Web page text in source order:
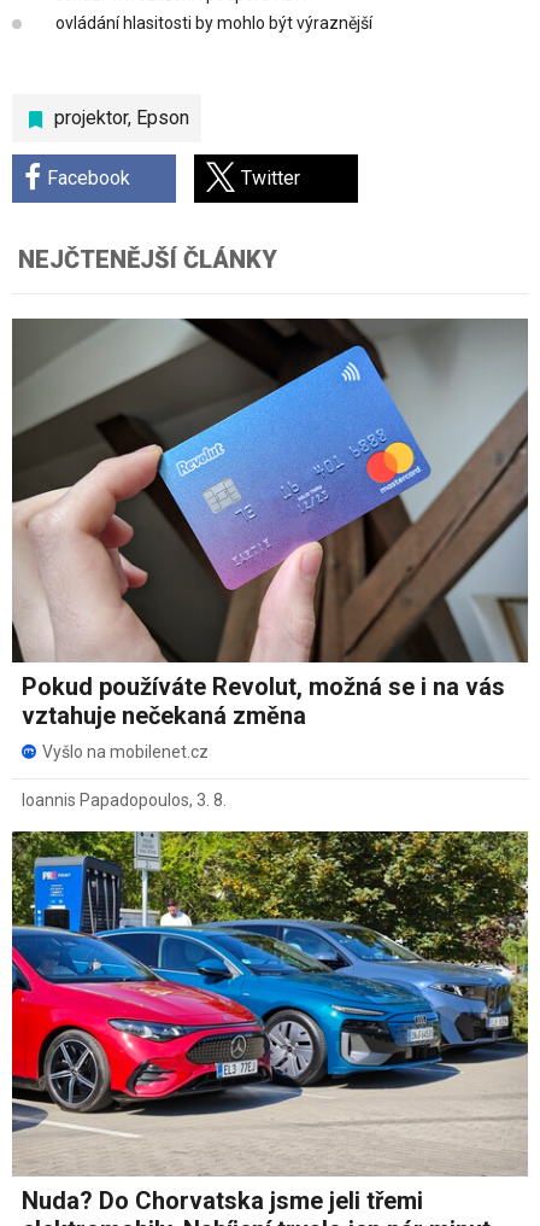
ovládání hlasitosti by mohlo být výraznější
projektor, Epson
Facebook Twitter
NEJČTENĚJŠÍ ČLÁNKY
Pokud používáte Revolut, možná se i na vás
vztahuje nečekaná změna
Vyšlo na mobilenet.cz
Ioannis Papadopoulos, 3. 8.
Nuda? Do Chorvatska jsme jeli třemi